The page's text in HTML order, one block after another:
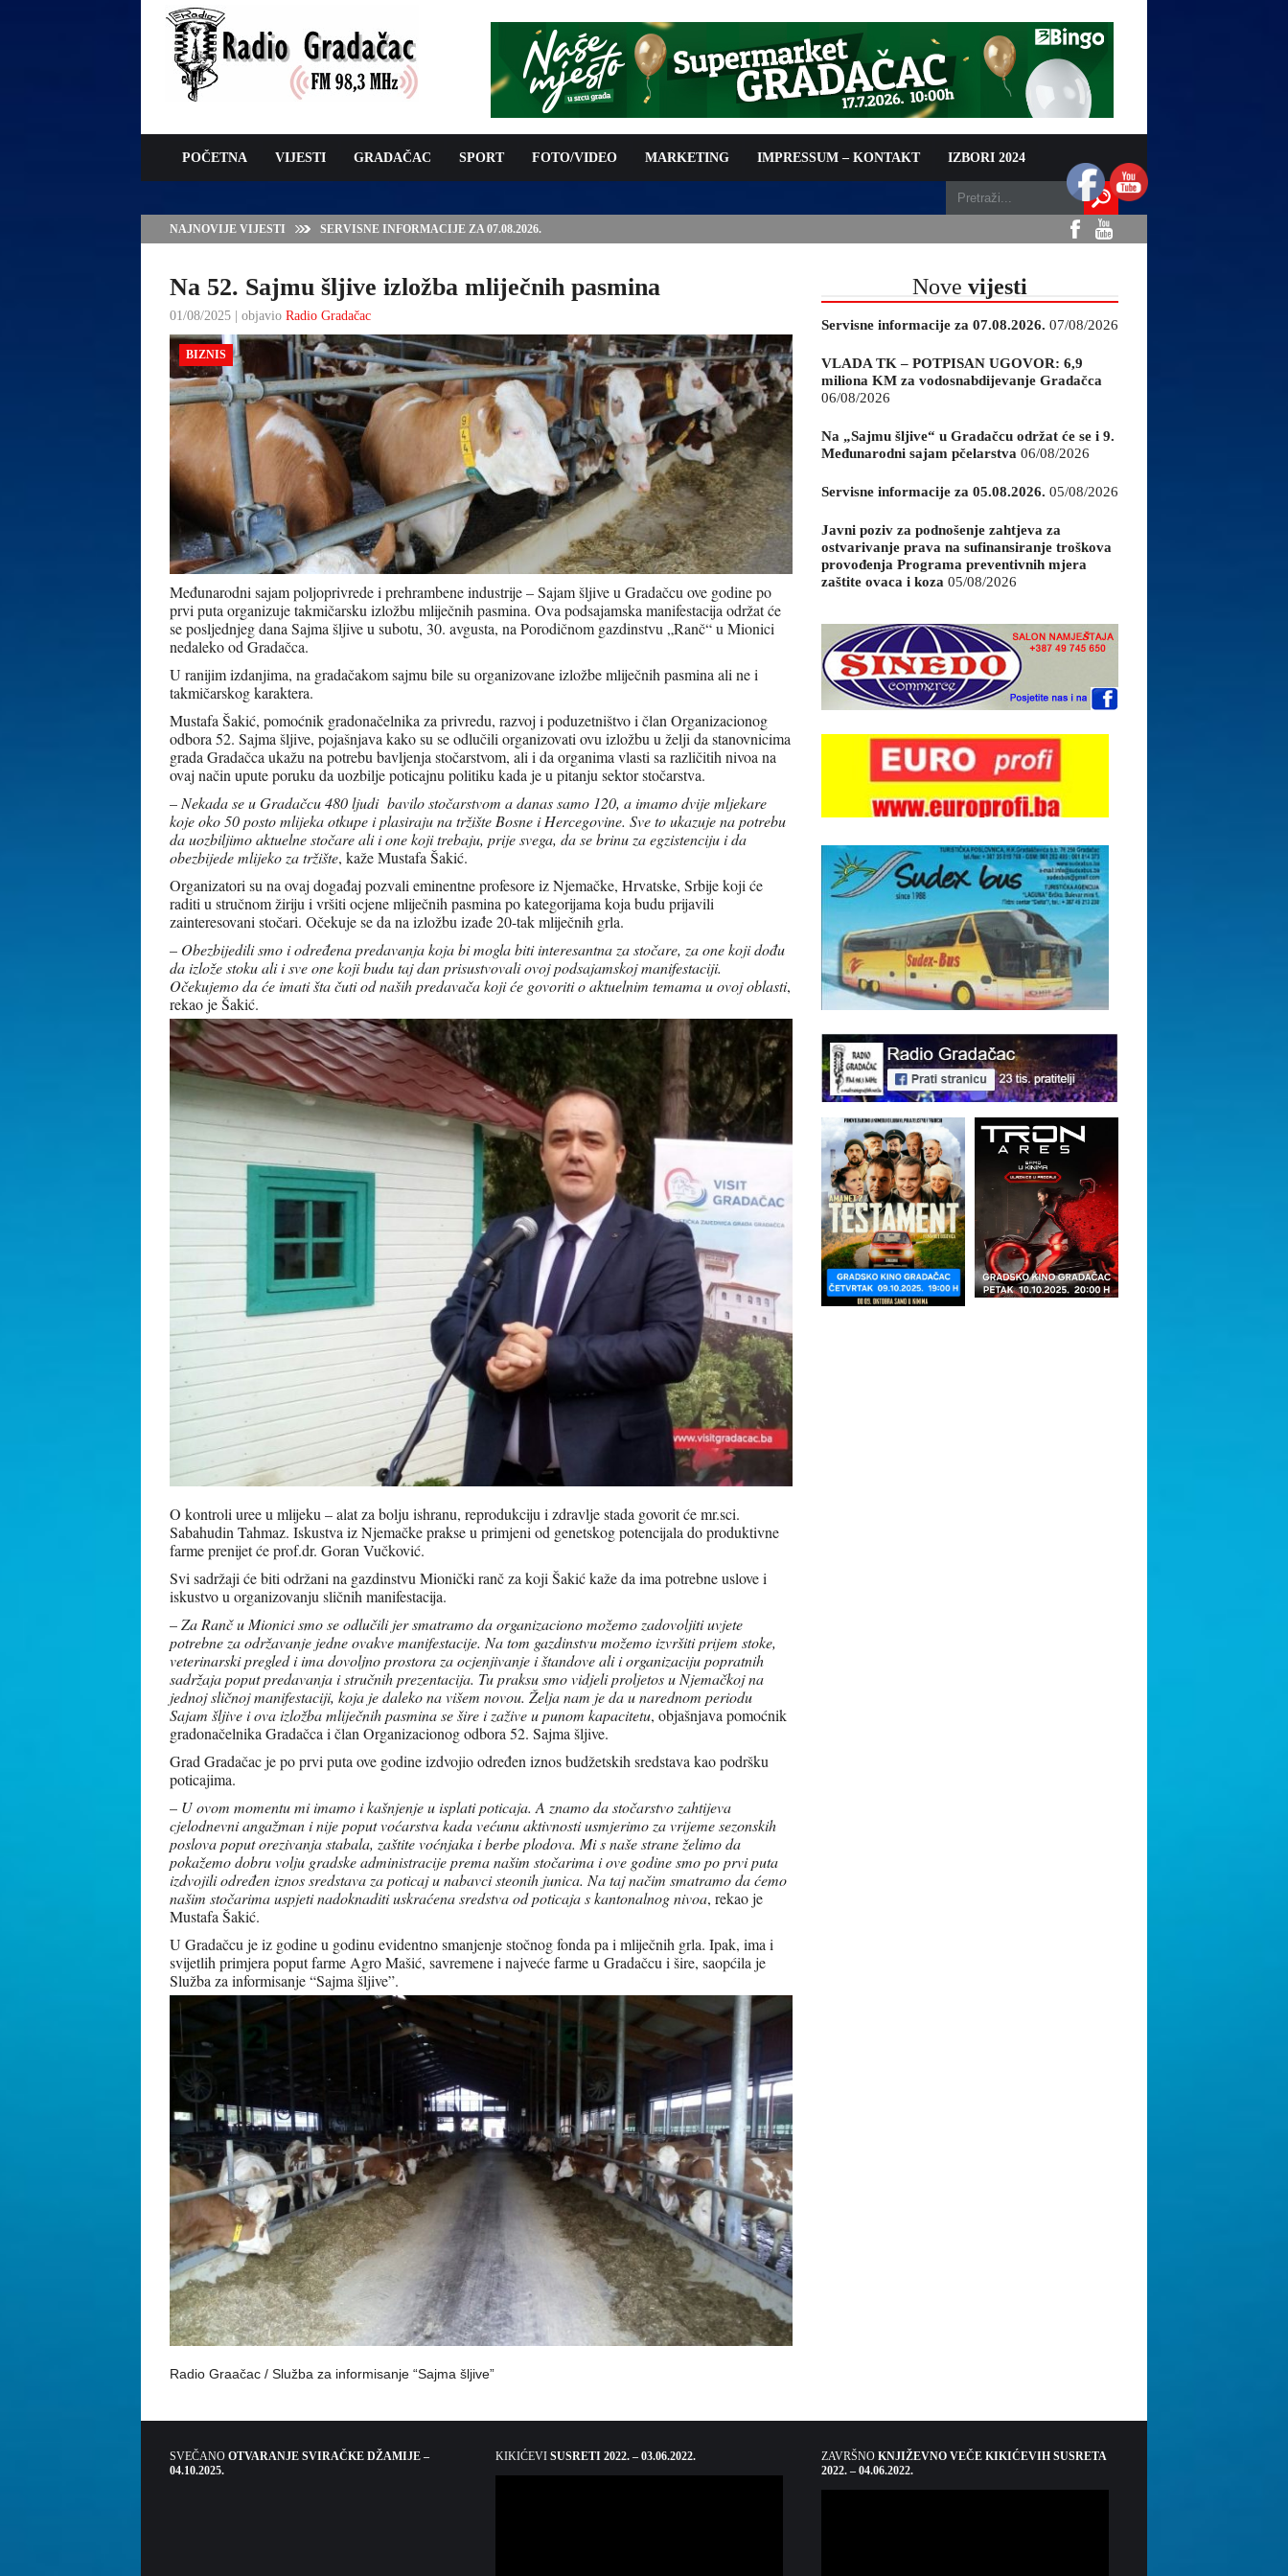
POČETNA VIJESTI GRADAČAC SPORT FOTO/VIDEO MARKETING IMPRESSUM – KONTAKT IZBORI 2024
NAJNOVIJE VIJESTI
VLADA TK – POTPISAN UGOVOR: 6,9 MILIONA KM ZA VODOSNABDIJEVANJE
GRADAČCA
Na 52. Sajmu šljive izložba mliječnih pasmina
01/08/2025 | objavio Radio Gradačac
BIZNIS
Međunarodni sajam poljoprivrede i prehrambene industrije – Sajam šljive u Gradačcu ove godine po
prvi puta organizuje takmičarsku izložbu mliječnih pasmina. Ova podsajamska manifestacija održat će
se posljednjeg dana Sajma šljive u subotu, 30. avgusta, na Porodičnom gazdinstvu „Ranč“ u Mionici
nedaleko od Gradačca.
U ranijim izdanjima, na gradačakom sajmu bile su organizovane izložbe mliječnih pasmina ali ne i
takmičarskog karaktera.
Mustafa Šakić, pomoćnik gradonačelnika za privredu, razvoj i poduzetništvo i član Organizacionog
odbora 52. Sajma šljive, pojašnjava kako su se odlučili organizovati ovu izložbu u želji da stanovnicima
grada Gradačca ukažu na potrebu bavljenja stočarstvom, ali i da organima vlasti sa različitih nivoa na
ovaj način upute poruku da uozbilje poticajnu politiku kada je u pitanju sektor stočarstva.
– Nekada se u Gradačcu 480 ljudi bavilo stočarstvom a danas samo 120, a imamo dvije mljekare
koje oko 50 posto mlijeka otkupe i plasiraju na tržište Bosne i Hercegovine. Sve to ukazuje na potrebu
da uozbiljimo aktuelne stočare ali i one koji trebaju, prije svega, da se brinu za egzistenciju i da
obezbijede mlijeko za tržište, kaže Mustafa Šakić.
Organizatori su na ovaj događaj pozvali eminentne profesore iz Njemačke, Hrvatske, Srbije koji će
raditi u stručnom žiriju i vršiti ocjene mliječnih pasmina po kategorijama koja budu prijavili
zainteresovani stočari. Očekuje se da na izložbu izađe 20-tak mliječnih grla.
– Obezbijedili smo i određena predavanja koja bi mogla biti interesantna za stočare, za one koji dođu
da izlože stoku ali i sve one koji budu taj dan prisustvovali ovoj podsajamskoj manifestaciji.
Očekujemo da će imati šta čuti od naših predavača koji će govoriti o aktuelnim temama u ovoj oblasti,
rekao je Šakić.
O kontroli uree u mlijeku – alat za bolju ishranu, reprodukciju i zdravlje stada govorit će mr.sci.
Sabahudin Tahmaz. Iskustva iz Njemačke prakse u primjeni od genetskog potencijala do produktivne
farme prenijet će prof.dr. Goran Vučković.
Svi sadržaji će biti održani na gazdinstvu Mionički ranč za koji Šakić kaže da ima potrebne uslove i
iskustvo u organizovanju sličnih manifestacija.
–Za Ranč u Mionici smo se odlučili jer smatramo da organizaciono možemo zadovoljiti uvjete
potrebne za održavanje jedne ovakve manifestacije. Na tom gazdinstvu možemo izvršiti prijem stoke,
veterinarski pregled i ima dovoljno prostora za ocjenjivanje i štandove ali i organizaciju popratnih
sadržaja poput predavanja i stručnih prezentacija. Tu praksu smo vidjeli proljetos u Njemačkoj na
jednoj sličnoj manifestaciji, koja je daleko na višem novou. Želja nam je da u narednom periodu
Sajam šljive i ova izložba mliječnih pasmina se šire i zažive u punom kapacitetu, objašnjava pomoćnik
gradonačelnika Gradačca i član Organizacionog odbora 52. Sajma šljive.
Grad Gradačac je po prvi puta ove godine izdvojio određen iznos budžetskih sredstava kao podršku
poticajima.
– U ovom momentu mi imamo i kašnjenje u isplati poticaja. A znamo da stočarstvo zahtijeva
cjelodnevni angažman i nije poput voćarstva kada većunu aktivnosti usmjerimo za vrijeme sezonskih
poslova poput orezivanja stabala, zaštite voćnjaka i berbe plodova. Mi s naše strane želimo da
pokažemo dobru volju gradske administracije prema našim stočarima i ove godine smo po prvi puta
izdvojili određen iznos sredstava za poticaj u nabavci steonih junica. Na taj načim smatramo da ćemo
našim stočarima uspjeti nadoknaditi uskraćena sredstva od poticaja s kantonalnog nivoa, rekao je
Mustafa Šakić.
U Gradačcu je iz godine u godinu evidentno smanjenje stočnog fonda pa i mliječnih grla. Ipak, ima i
svijetlih primjera poput farme Agro Mašić, savremene i najveće farme u Gradačcu i šire, saopćila je
Služba za informisanje “Sajma šljive”.
Radio Graačac / Služba za informisanje “Sajma šljive”
Nove vijesti
Servisne informacije za 07.08.2026. 07/08/2026
VLADA TK – POTPISAN UGOVOR: 6,9
miliona KM za vodosnabdijevanje Gradačca
06/08/2026
Na „Sajmu šljive“ u Gradačcu održat će se i 9.
Međunarodni sajam pčelarstva 06/08/2026
Servisne informacije za 05.08.2026. 05/08/2026
Javni poziv za podnošenje zahtjeva za
ostvarivanje prava na sufinansiranje troškova
provođenja Programa preventivnih mjera
zaštite ovaca i koza 05/08/2026
SVEČANO OTVARANJE SVIRAČKE DŽAMIJE –
04.10.2025.
KIKIĆEVI SUSRETI 2022. – 03.06.2022. ZAVRŠNO KNJIŽEVNO VEČE KIKIĆEVIH SUSRETA
2022. – 04.06.2022.